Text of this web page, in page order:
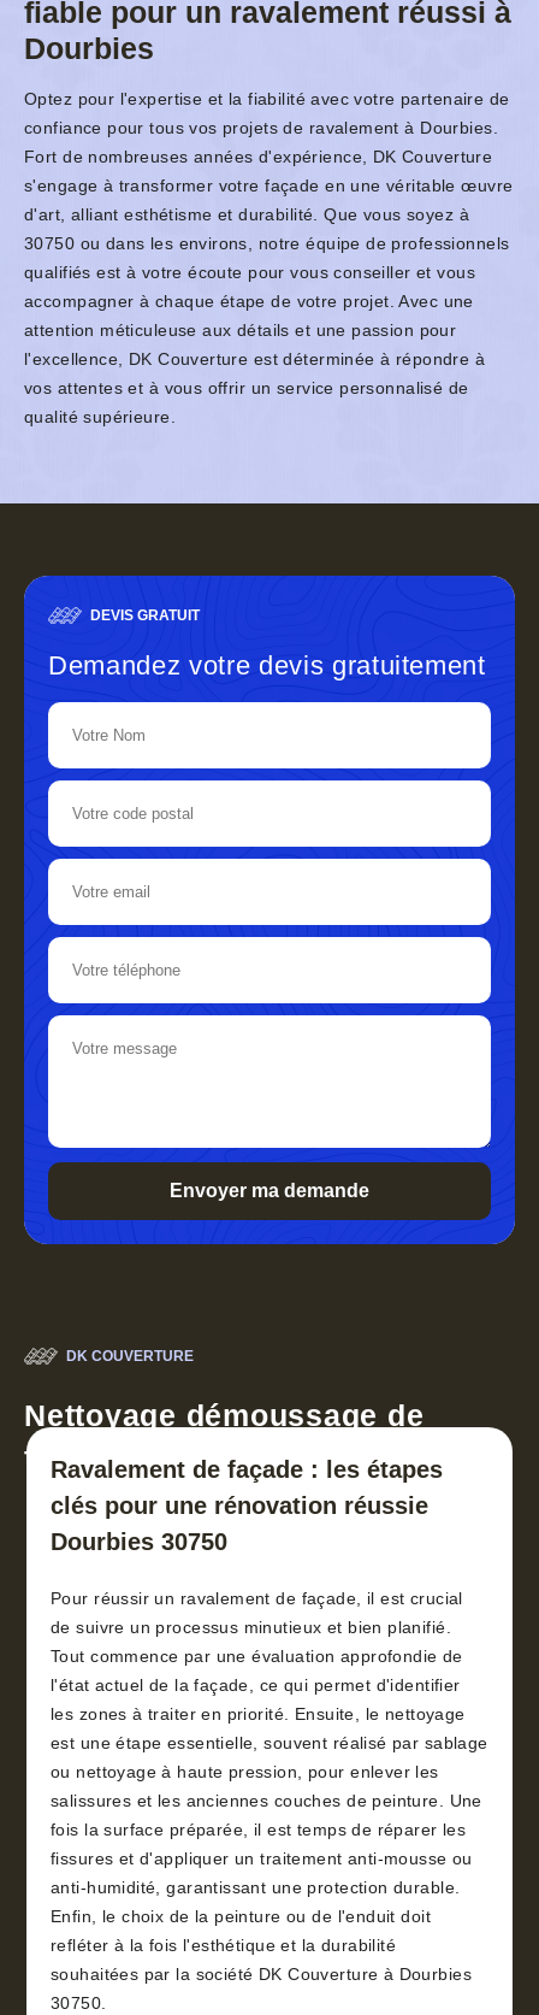
fiable pour un ravalement réussi à
Dourbies
Optez pour l'expertise et la fiabilité avec votre partenaire de
confiance pour tous vos projets de ravalement à Dourbies.
Fort de nombreuses années d'expérience, DK Couverture
s'engage à transformer votre façade en une véritable œuvre
d'art, alliant esthétisme et durabilité. Que vous soyez à
30750 ou dans les environs, notre équipe de professionnels
qualifiés est à votre écoute pour vous conseiller et vous
accompagner à chaque étape de votre projet. Avec une
attention méticuleuse aux détails et une passion pour
l'excellence, DK Couverture est déterminée à répondre à
vos attentes et à vous offrir un service personnalisé de
qualité supérieure.
DEVIS GRATUIT
Demandez votre devis gratuitement
DK COUVERTURE
Nettoyage démoussage de
toiture 30
Ravalement de façade : les étapes
clés pour une rénovation réussie
Dourbies 30750
Pour réussir un ravalement de façade, il est crucial
de suivre un processus minutieux et bien planifié.
Tout commence par une évaluation approfondie de
l'état actuel de la façade, ce qui permet d'identifier
les zones à traiter en priorité. Ensuite, le nettoyage
est une étape essentielle, souvent réalisé par sablage
ou nettoyage à haute pression, pour enlever les
salissures et les anciennes couches de peinture. Une
fois la surface préparée, il est temps de réparer les
fissures et d'appliquer un traitement anti-mousse ou
anti-humidité, garantissant une protection durable.
Enfin, le choix de la peinture ou de l'enduit doit
refléter à la fois l'esthétique et la durabilité
souhaitées par la société DK Couverture à Dourbies
30750.